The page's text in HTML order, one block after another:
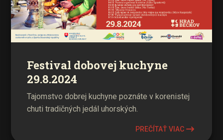
Festival dobovej kuchyne
29.8.2024
Tajomstvo dobrej kuchyne poznáte v korenistej
chuti tradičných jedál uhorských.
PREČÍTAŤ VIAC